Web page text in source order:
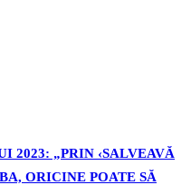
2023: „PRIN ‹SALVEAVĂ
ORICINE POATE SĂ